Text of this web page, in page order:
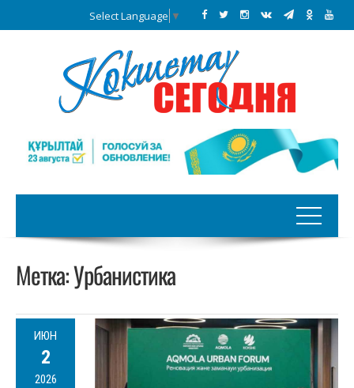
Select Language ▼
Метка:Урбанистика
ИЮН
2
2026